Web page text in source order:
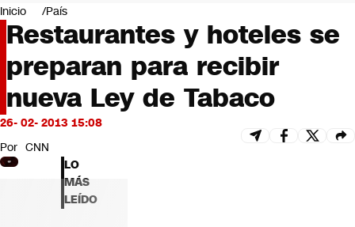
Negocios
Deportes
Programas completos
Cultura
Servicios
Bits
CNN tiempo
Futuro 360
Opinión
Inicio País
Restaurantes y hoteles se
preparan para recibir
nueva Ley de Tabaco
26- 02- 2013 15:08
Por CNN
LO
MÁS
LEÍDO